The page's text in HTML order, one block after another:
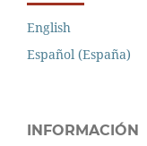
English
Español (España)
INFORMACIÓN